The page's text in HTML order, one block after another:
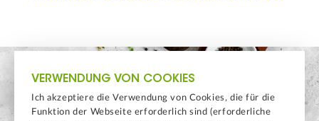
VERWENDUNG VON COOKIES
Ich akzeptiere die Verwendung von Cookies, die für die
Funktion der Webseite erforderlich sind (erforderliche